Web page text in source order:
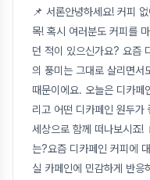
📌 서론안녕하세요! 커피
목! 혹시 여러분도 커피를
던 적이 있으신가요? 요즘
의 풍미는 그대로 살리면서
때문이에요. 오늘은 디카페
리고 어떤 디카페인 원두가
세상으로 함께 떠나보시죠!
는?요즘 디카페인 커피에
실 카페인에 민감하게 반응